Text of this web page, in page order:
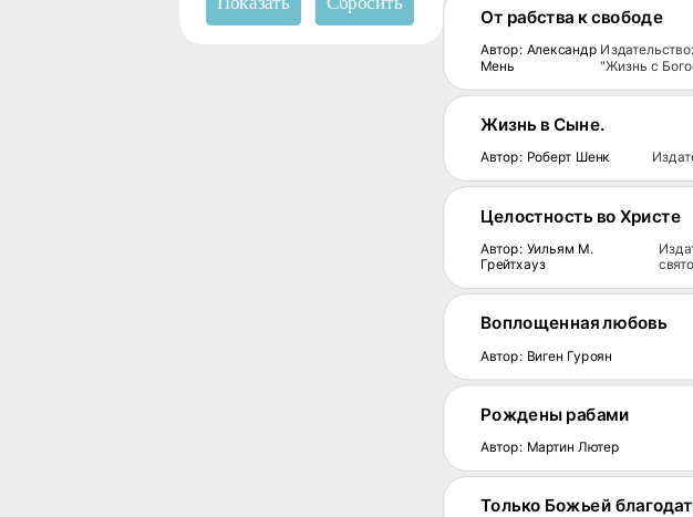
От рабства к свободе
Автор: Александр
Мень "Жизнь с
Жизнь в Сыне.
Автор: Роберт Шенк
Целостность во Христе
Автор: Уильям М.
Грейтхауз
Воплощенная любовь
Автор: Виген Гуроян
Рождены рабами
Автор: Мартин Лютер
Только Божьей